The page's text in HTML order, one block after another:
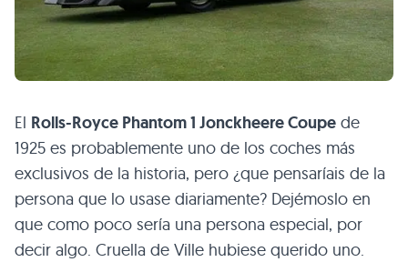
El Rolls-Royce Phantom 1 Jonckheere Coupe de
1925 es probablemente uno de los coches más
exclusivos de la historia, pero ¿que pensaríais de la
persona que lo usase diariamente? Dejémoslo en
que como poco sería una persona especial, por
decir algo. Cruella de Ville hubiese querido uno.